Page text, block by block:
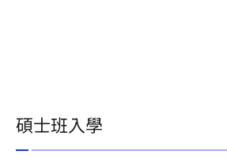
碩士班入學